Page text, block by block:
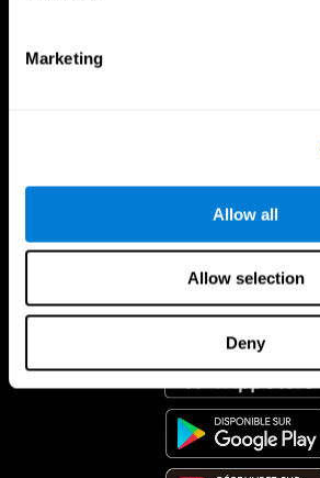
Marketing
Allow all
Allow selection
Deny
App CogniFit